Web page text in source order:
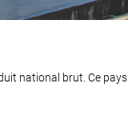
national brut. Ce pays